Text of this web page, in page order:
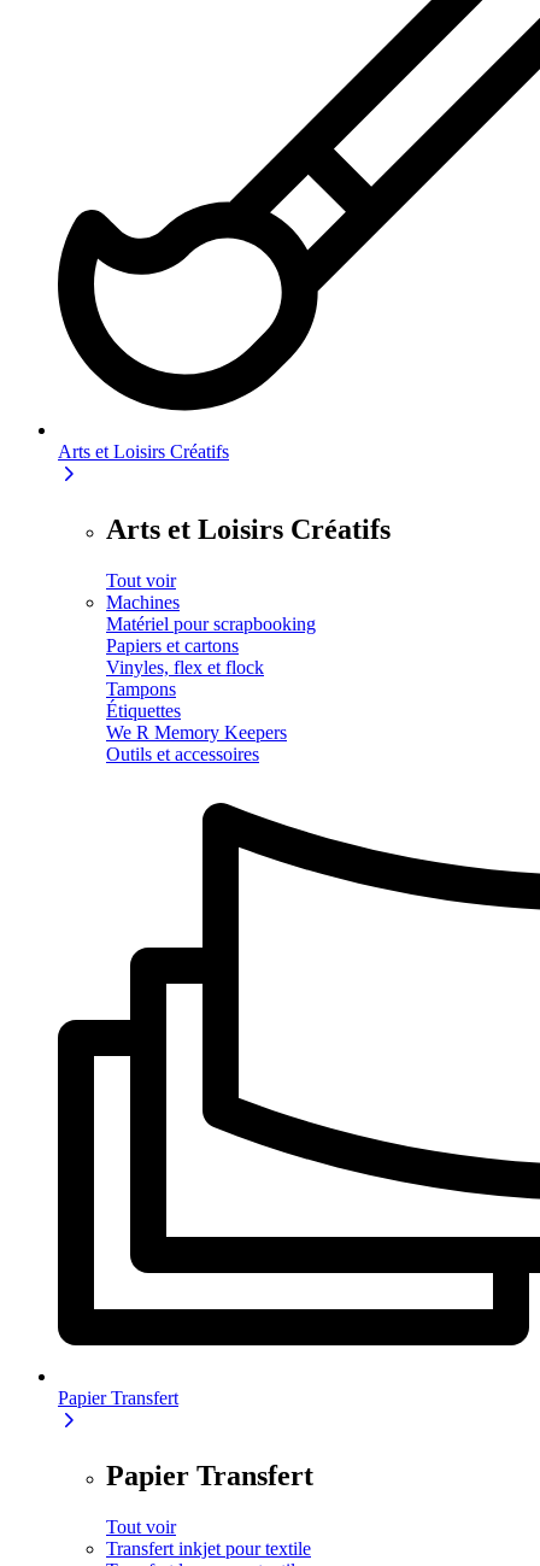
Arts et Loisirs Créatifs
Arts et Loisirs Créatifs
Tout voir
Machines
Matériel pour scrapbooking
Papiers et cartons
Vinyles, flex et flock
Tampons
Étiquettes
We R Memory Keepers
Outils et accessoires
Papier Transfert
Papier Transfert
Tout voir
Transfert inkjet pour textile